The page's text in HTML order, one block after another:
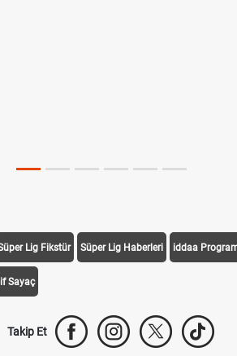
Lig Fikstür Süper Lig Haberleri iddaa
Sayaç
Takip Et